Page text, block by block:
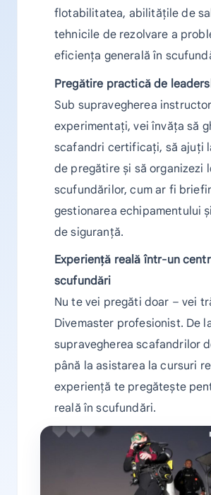
flotabilitatea, abilitățile de
tehnicile de rezolvare a
eficiența generală în
Pregătire practică de
Sub supravegherea
experimentați, vei învăța să
scafandri certificați, să ajuți
de pregătire și să organizezi
scufundărilor, cum ar fi
gestionarea echipamentului
de siguranță.
Experiență reală într-un
scufundări
Nu te vei pregăti doar – vei
Divemaster profesionist. De
supravegherea scafandrilor
până la asistarea la cursuri
experiență te pregătește
reală în scufundări.